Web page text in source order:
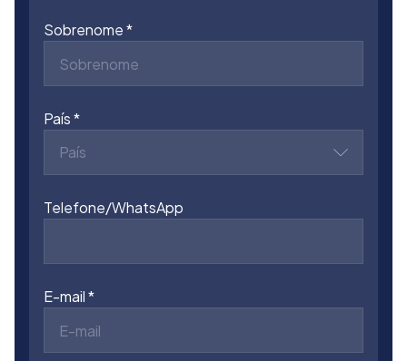
Sobrenome
País
País
Telefone/WhatsApp
E-mail